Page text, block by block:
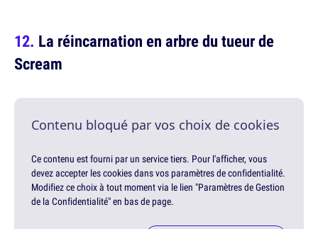
La réincarnation en arbre du tueur de
Scream
Contenu bloqué par vos choix de cookies
Ce contenu est fourni par un service tiers. Pour l'afficher, vous
devez accepter les cookies dans vos paramètres de confidentialité.
Modifiez ce choix à tout moment via le lien "Paramètres de Gestion
de la Confidentialité" en bas de page.